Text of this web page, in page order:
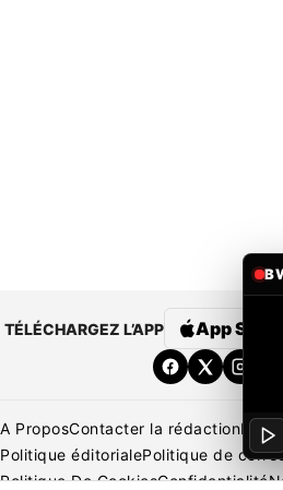
TÉLÉCHARGEZ L’APP App Store
A ProposContacter la rédaction
Politique éditorialePolitique de
Politique De CookiesConfidentialité